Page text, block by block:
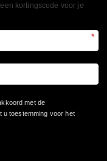
kortingscode voor je
*
met de
u toestemming voor het